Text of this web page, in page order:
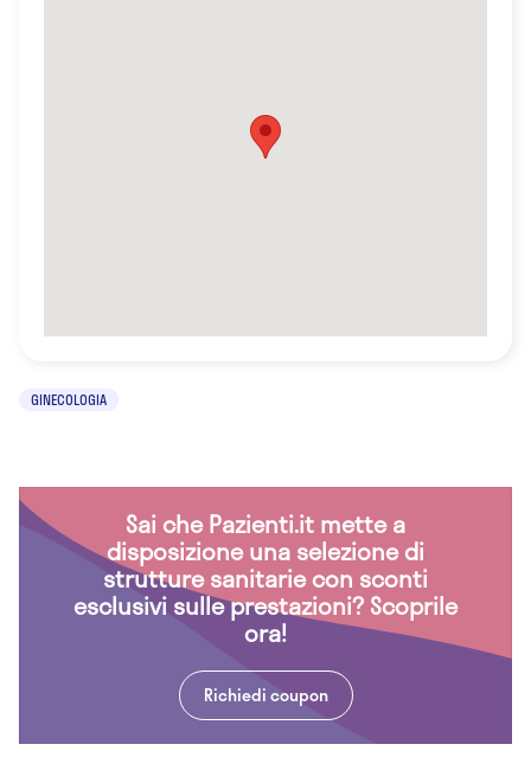
GINECOLOGIA
Sai che Pazienti.it mette a
disposizione una selezione di
strutture sanitarie con sconti
esclusivi sulle prestazioni? Scoprile
ora!
Richiedi coupon